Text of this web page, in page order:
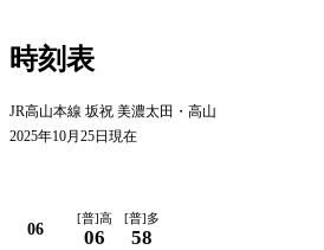
時刻表
JR高山本線 坂祝 美濃太田・高山
2025年10月25日現在
06
[普]高
06
[普]多
58